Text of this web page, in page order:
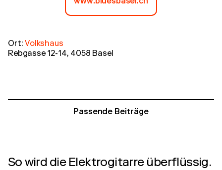
www.bluesbasel.ch
Ort: Volkshaus
Rebgasse 12-14, 4058 Basel
Passende Beiträge
So wird die Elektrogitarre überflüssig.